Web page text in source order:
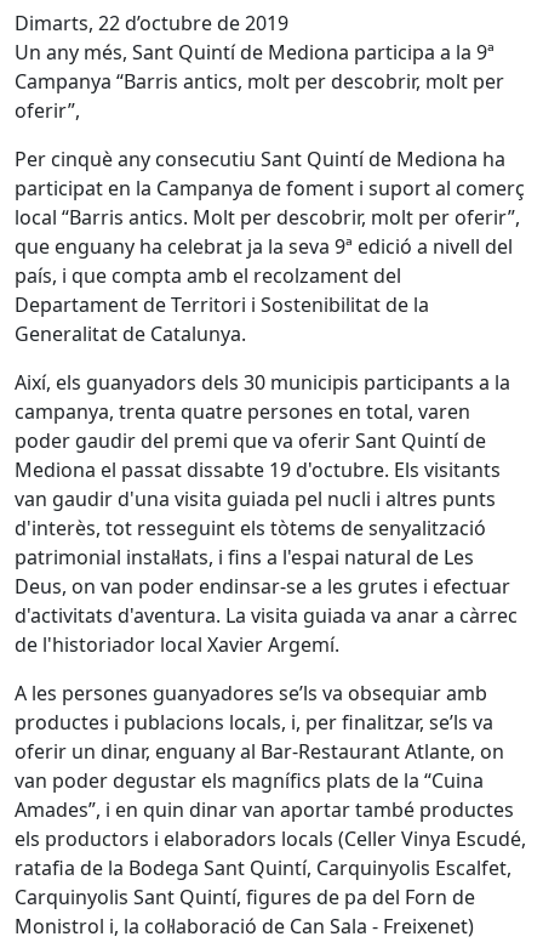
Dimarts, 22 d’octubre de 2019
Un any més, Sant Quintí de Mediona participa a la 9ª
Campanya “Barris antics, molt per descobrir, molt per
oferir”,
Per cinquè any consecutiu Sant Quintí de Mediona ha
participat en la Campanya de foment i suport al comerç
local “Barris antics. Molt per descobrir, molt per oferir”,
que enguany ha celebrat ja la seva 9ª edició a nivell del
país, i que compta amb el recolzament del
Departament de Territori i Sostenibilitat de la
Generalitat de Catalunya.
Així, els guanyadors dels 30 municipis participants a la
campanya, trenta quatre persones en total, varen
poder gaudir del premi que va oferir Sant Quintí de
Mediona el passat dissabte 19 d'octubre. Els visitants
van gaudir d'una visita guiada pel nucli i altres punts
d'interès, tot resseguint els tòtems de senyalització
patrimonial instal·lats, i fins a l'espai natural de Les
Deus, on van poder endinsar-se a les grutes i efectuar
d'activitats d'aventura. La visita guiada va anar a càrrec
de l'historiador local Xavier Argemí.
A les persones guanyadores se’ls va obsequiar amb
productes i publacions locals, i, per finalitzar, se’ls va
oferir un dinar, enguany al Bar-Restaurant Atlante, on
van poder degustar els magnífics plats de la “Cuina
Amades”, i en quin dinar van aportar també productes
els productors i elaboradors locals (Celler Vinya Escudé,
ratafia de la Bodega Sant Quintí, Carquinyolis Escalfet,
Carquinyolis Sant Quintí, figures de pa del Forn de
Monistrol i, la col·laboració de Can Sala - Freixenet)